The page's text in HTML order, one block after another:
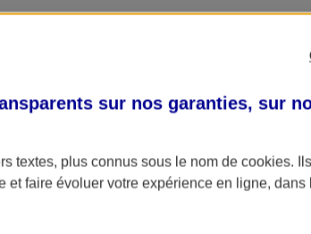
sur nos garanties, sur
textes, plus connus sous le nom de cookies.
faire évoluer votre expérience en ligne, dans